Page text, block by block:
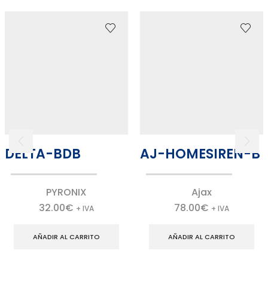
DELTA-BDB
PYRONIX
32.00€ + IVA
AÑADIR AL CARRITO
AJ-HOMESIREN-B
Ajax
78.00€ + IVA
AÑADIR AL CARRITO